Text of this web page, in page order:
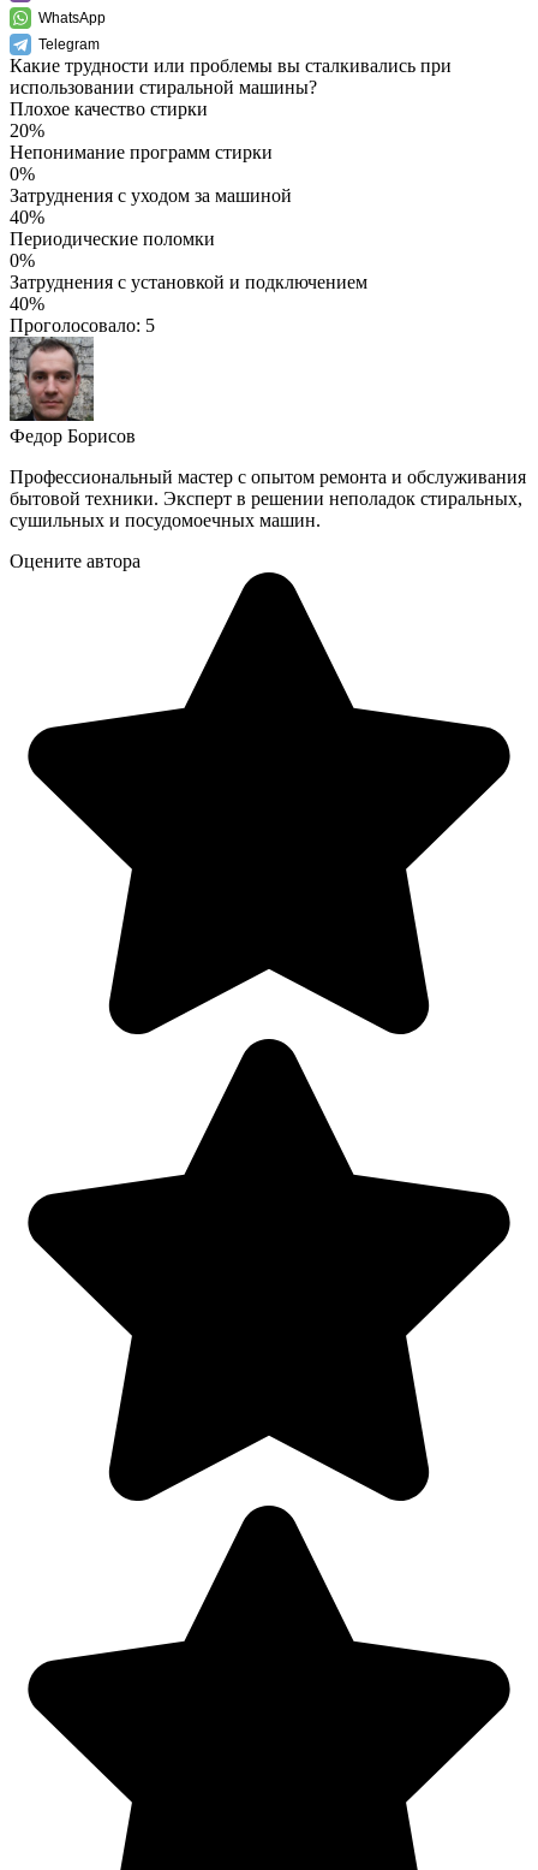
WhatsApp
Telegram
Какие трудности или проблемы вы сталкивались при
использовании стиральной машины?
Плохое качество стирки
20%
Непонимание программ стирки
0%
Затруднения с уходом за машиной
40%
Периодические поломки
0%
Затруднения с установкой и подключением
40%
Проголосовало: 5
Федор Борисов
Профессиональный мастер с опытом ремонта и обслуживания
бытовой техники. Эксперт в решении неполадок стиральных,
сушильных и посудомоечных машин.
Оцените автора